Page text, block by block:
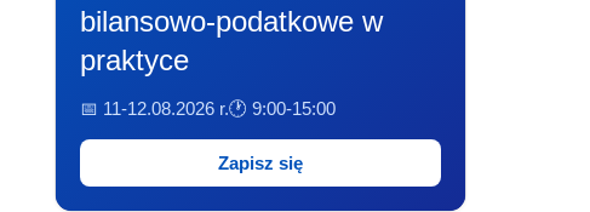
bilansowo-podatkowe w
praktyce
📅 11-12.08.2026 r.🕐 9:00-15:00
Zapisz się